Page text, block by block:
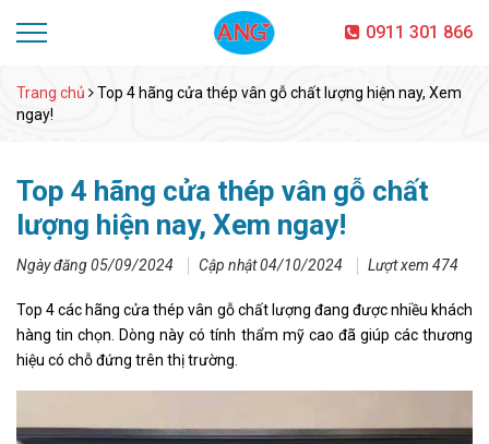
0911 301 866
Trang chủ
Top 4 hãng cửa thép vân gỗ chất lượng hiện nay, Xem
ngay!
Top 4 hãng cửa thép vân gỗ chất
lượng hiện nay, Xem ngay!
Ngày đăng 05/09/2024 Cập nhật 04/10/2024 Lượt xem 474
Top 4 các hãng cửa thép vân gỗ chất lượng đang được nhiều khách
hàng tin chọn. Dòng này có tính thẩm mỹ cao đã giúp các thương
hiệu có chỗ đứng trên thị trường.